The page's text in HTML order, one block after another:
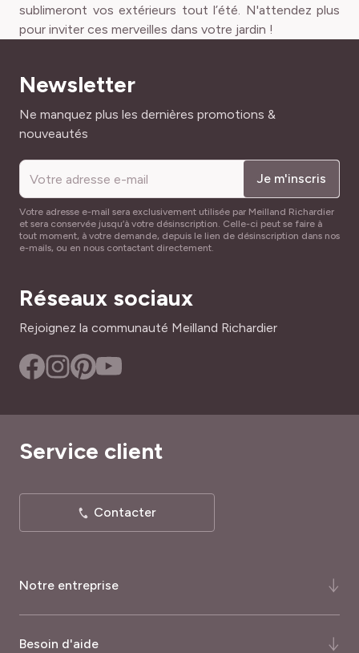
sublimeront vos extérieurs tout l’été. N'attendez plus
pour inviter ces merveilles dans votre jardin !
Newsletter
Adresse mail
Ne manquez plus les dernières promotions &
nouveautés
Je m'inscris
Votre adresse e-mail sera exclusivement utilisée par Meilland Richardier
et sera conservée jusqu’à votre désinscription. Celle-ci peut se faire à
tout moment, à votre demande, depuis le lien de désinscription dans nos
e-mails, ou en nous contactant directement.
Réseaux sociaux
Rejoignez la communauté Meilland Richardier
Notre entreprise
Besoin d'aide
Service client
Contacter